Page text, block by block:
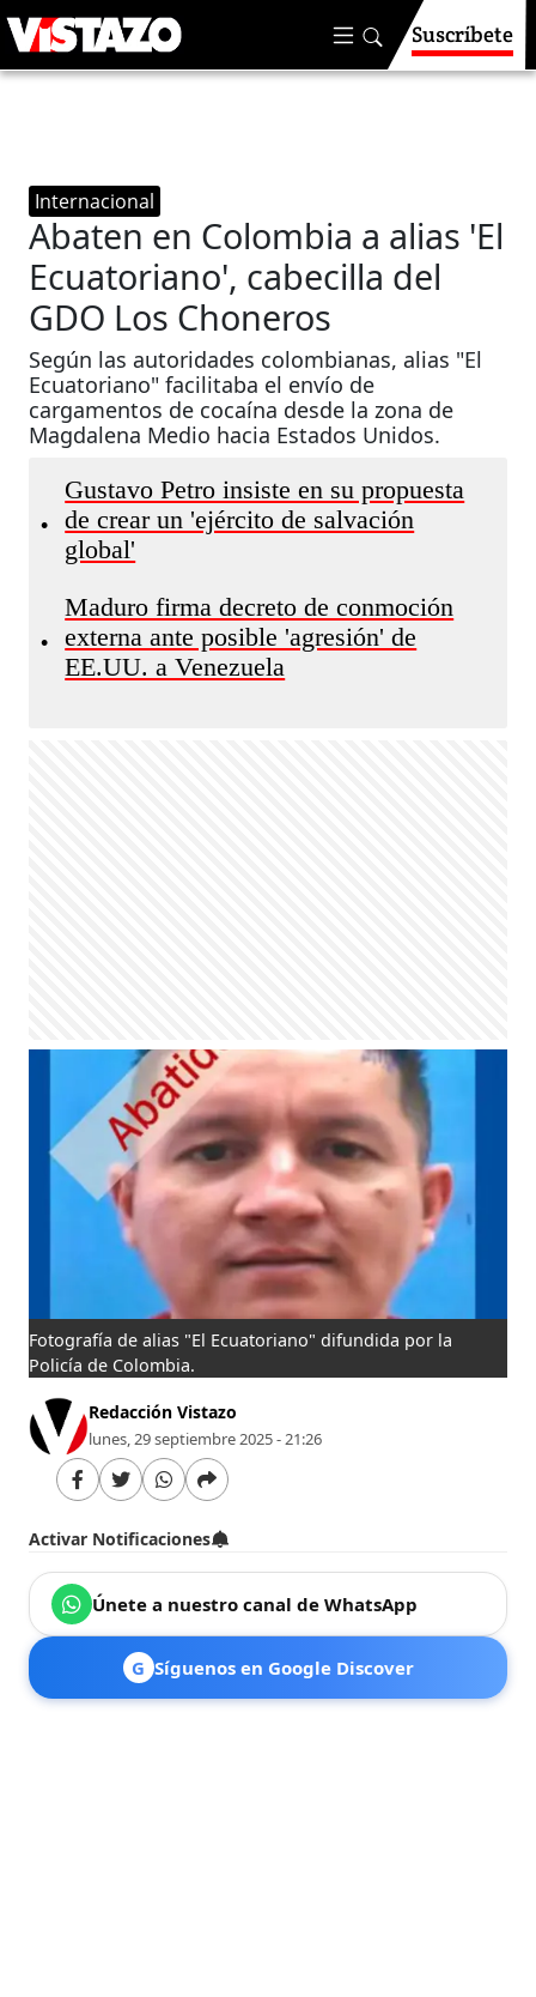
Suscríbete
Internacional
Abaten en Colombia a alias 'El
Ecuatoriano', cabecilla del
GDO Los Choneros
Según las autoridades colombianas, alias "El
Ecuatoriano" facilitaba el envío de
cargamentos de cocaína desde la zona de
Magdalena Medio hacia Estados Unidos.
•
Gustavo Petro insiste en su propuesta
de crear un 'ejército de salvación
global'
•
Maduro firma decreto de conmoción
externa ante posible 'agresión' de
EE.UU. a Venezuela
Fotografía de alias "El Ecuatoriano" difundida por la
Policía de Colombia.
Redacción Vistazo
lunes, 29 septiembre 2025 - 21:26
Activar Notificaciones
Únete a nuestro canal de WhatsApp
G Síguenos en Google Discover